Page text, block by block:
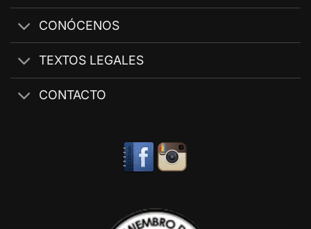
CONÓCENOS
TEXTOS LEGALES
CONTACTO